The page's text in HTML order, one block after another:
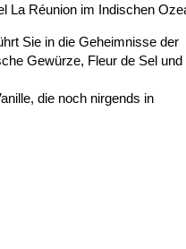
La Réunion im Indischen
Sie in die Geheimnisse der
Gewürze, Fleur de Sel und
die noch nirgends in